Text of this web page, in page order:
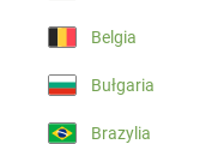
Belgia
Bułgaria
Brazylia